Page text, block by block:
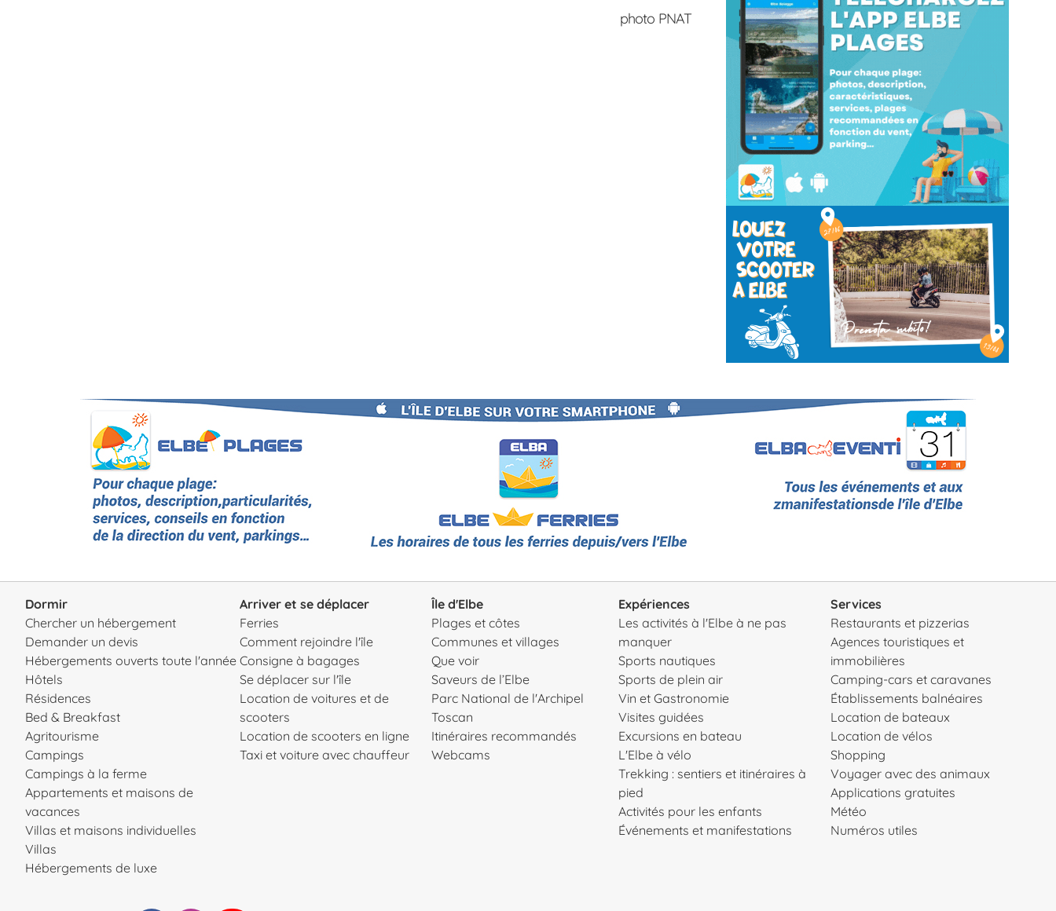
photo PNAT
Dormir
Chercher un hébergement
Demander un devis
Hébergements ouverts toute l'année
Hôtels
Résidences
Bed & Breakfast
Agritourisme
Campings
Campings à la ferme
Appartements et maisons de
vacances
Villas et maisons individuelles
Villas
Hébergements de luxe
Arriver et se déplacer
Ferries
Comment rejoindre l'île
Consigne à bagages
Se déplacer sur l'île
Location de voitures et de
scooters
Location de scooters en ligne
Taxi et voiture avec chauffeur
Île d'Elbe
Plages et côtes
Communes et villages
Que voir
Saveurs de l’Elbe
Parc National de l'Archipel
Toscan
Itinéraires recommandés
Webcams
Expériences
Les activités à l'Elbe à ne pas
manquer
Sports nautiques
Sports de plein air
Vin et Gastronomie
Visites guidées
Excursions en bateau
L'Elbe à vélo
Trekking : sentiers et itinéraires à
pied
Activités pour les enfants
Événements et manifestations
Services
Restaurants et pizzerias
Agences touristiques et
immobilières
Camping-cars et caravanes
Établissements balnéaires
Location de bateaux
Location de vélos
Shopping
Voyager avec des animaux
Applications gratuites
Météo
Numéros utiles